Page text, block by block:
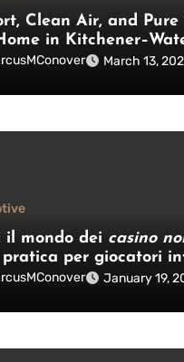
Clean Air, and
in
March 13,
il mondo dei casino
per giocatori
January 19,